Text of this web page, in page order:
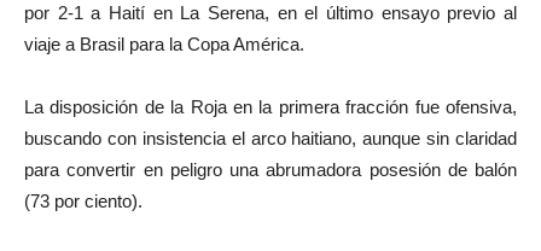
por 2-1 a Haití en La Serena, en el último ensayo previo al
viaje a Brasil para la Copa América.
La disposición de la Roja en la primera fracción fue ofensiva,
buscando con insistencia el arco haitiano, aunque sin claridad
para convertir en peligro una abrumadora posesión de balón
(73 por ciento).